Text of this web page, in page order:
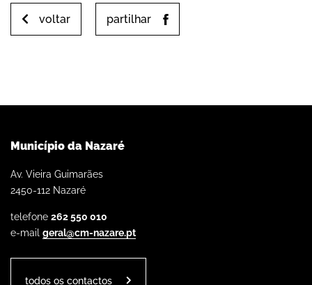
voltar partilhar
Município da Nazaré
Av. Vieira Guimarães
2450-112 Nazaré
telefone 262 550 010
e-mail geral@cm-nazare.pt
todos os contactos